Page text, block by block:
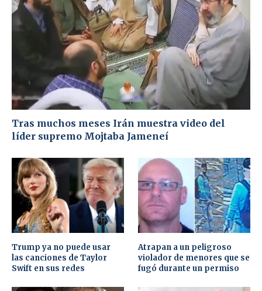
Tras muchos meses Irán muestra video del
líder supremo Mojtaba Jameneí
Trump ya no puede usar
las canciones de Taylor
Swift en sus redes
Atrapan a un peligroso
violador de menores que se
fugó durante un permiso